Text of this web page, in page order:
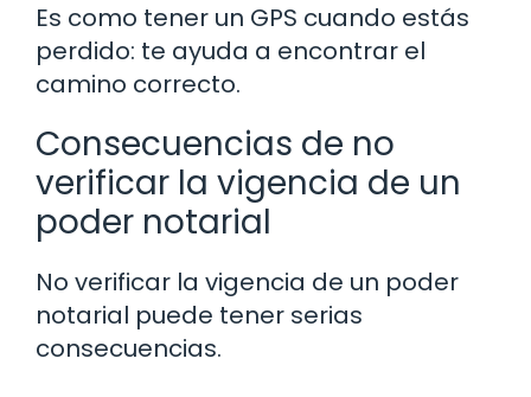
Es como tener un GPS cuando estás
perdido: te ayuda a encontrar el
camino correcto.
Consecuencias de no
verificar la vigencia de un
poder notarial
No verificar la vigencia de un poder
notarial puede tener serias
consecuencias.